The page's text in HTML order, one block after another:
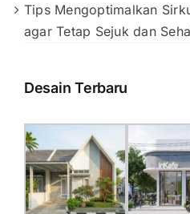
Tips Mengoptimalkan
agar Tetap Sejuk dan
Desain Terbaru